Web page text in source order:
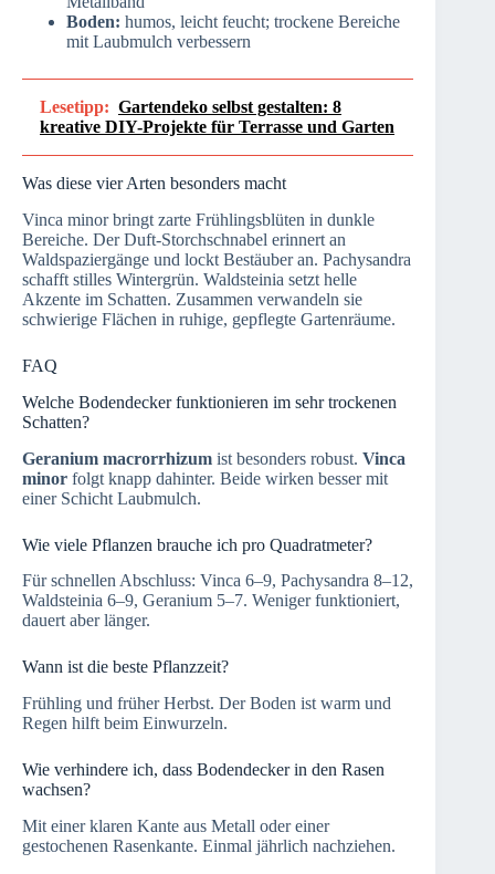
Boden: humos, leicht feucht; trockene Bereiche
mit Laubmulch verbessern
Lesetipp: Gartendeko selbst gestalten: 8
kreative DIY-Projekte für Terrasse und Garten
Was diese vier Arten besonders macht
Vinca minor bringt zarte Frühlingsblüten in dunkle
Bereiche. Der Duft-Storchschnabel erinnert an
Waldspaziergänge und lockt Bestäuber an. Pachysandra
schafft stilles Wintergrün. Waldsteinia setzt helle
Akzente im Schatten. Zusammen verwandeln sie
schwierige Flächen in ruhige, gepflegte Gartenräume.
FAQ
Welche Bodendecker funktionieren im sehr trockenen
Schatten?
Geranium macrorrhizum ist besonders robust. Vinca
minor folgt knapp dahinter. Beide wirken besser mit
einer Schicht Laubmulch.
Wie viele Pflanzen brauche ich pro Quadratmeter?
Für schnellen Abschluss: Vinca 6–9, Pachysandra 8–12,
Waldsteinia 6–9, Geranium 5–7. Weniger funktioniert,
dauert aber länger.
Wann ist die beste Pflanzzeit?
Frühling und früher Herbst. Der Boden ist warm und
Regen hilft beim Einwurzeln.
Wie verhindere ich, dass Bodendecker in den Rasen
wachsen?
Mit einer klaren Kante aus Metall oder einer
gestochenen Rasenkante. Einmal jährlich nachziehen.